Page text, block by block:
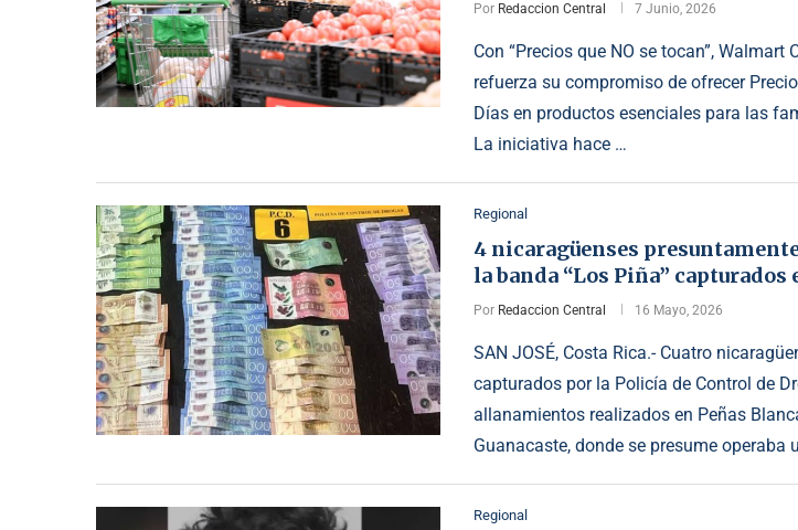
Por Redaccion Central 7 Junio, 2026
Con “Precios que NO se tocan”, Walmart
refuerza su compromiso de ofrecer
Días en productos esenciales para las
La iniciativa hace …
Regional
4 nicaragüenses
la banda “Los Piña” capturados
Por Redaccion Central 16 Mayo, 2026
SAN JOSÉ, Costa Rica.- Cuatro
capturados por la Policía de Control de
allanamientos realizados en Peñas
Guanacaste, donde se presume operaba
Regional